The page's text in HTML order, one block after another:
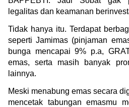
legalitas dan keamanan
Tidak hanya itu. Terdapat
seperti Jamimas (pinjaman
bunga mencapai 9% p.a,
emas, serta masih banyak
lainnya.
Meski menabung emas secara
mencetak tabungan emasmu